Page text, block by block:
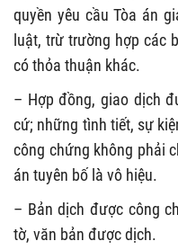
quyền yêu cầu Tòa án
luật, trừ trường hợp các
có thỏa thuận khác.
– Hợp đồng, giao dịch
cứ; những tình tiết, sự
công chứng không phải
án tuyên bố là vô hiệu.
– Bản dịch được công
tờ, văn bản được dịch.